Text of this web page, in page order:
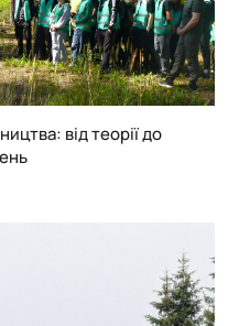
(18.06.1999 -
2-го курсу 2024 рі…
Олександрович
р.), випускник 2017
Григорович
2019 року.
Борис Олександрович
р.), випускник 2003 р…
В’ячеславович
від теорії до